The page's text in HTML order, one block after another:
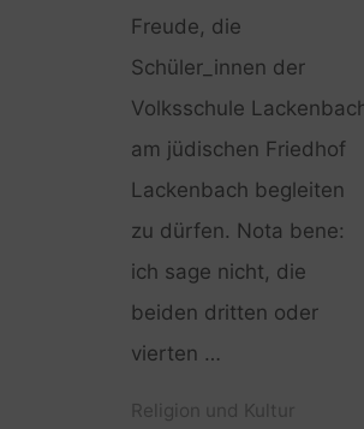
Freude, die
Schüler_innen der
Volksschule
am jüdischen Friedhof
Lackenbach begleiten
zu dürfen. Nota bene:
ich sage nicht, die
beiden dritten oder
vierten …
Religion und Kultur